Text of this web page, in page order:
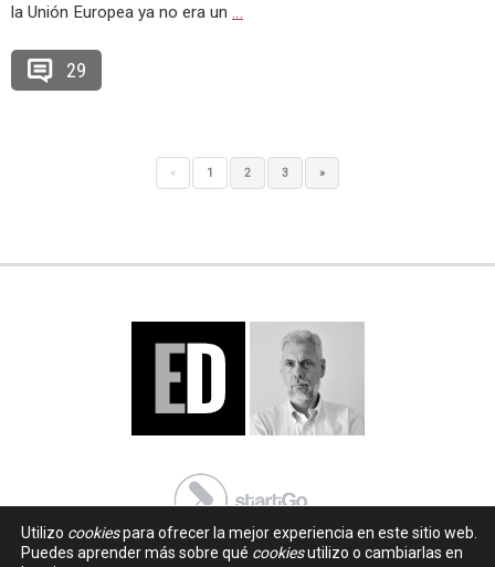
la Unión Europea ya no era un …
29
« 1 2 3 »
Utilizo cookiespara ofrecer la mejor experiencia en este sitio web.
Puedes aprender más sobre qué cookiesutilizo o cambiarlas en